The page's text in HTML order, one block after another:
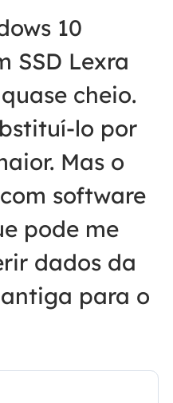
10
SSD Lexra
cheio.
lo por
Mas o
software
pode me
dados da
para o